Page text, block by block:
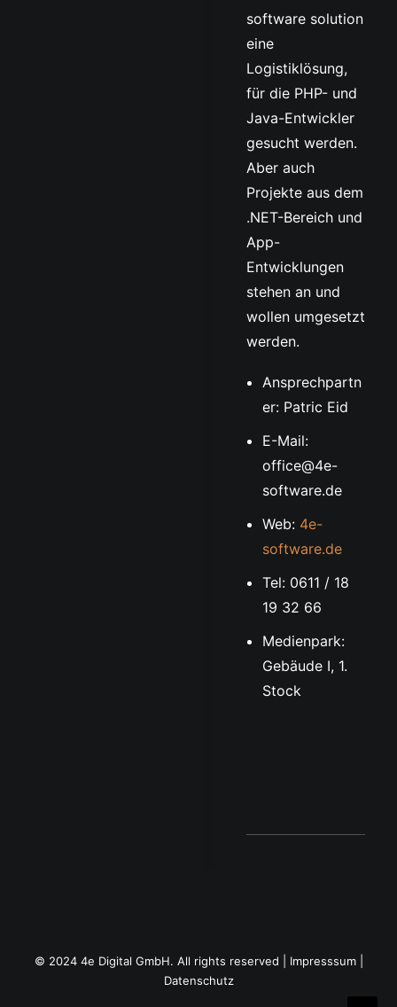
software solution
eine
Logistiklösung,
für die PHP- und
Java-Entwickler
gesucht werden.
Aber auch
Projekte aus dem
.NET-Bereich und
App-
Entwicklungen
stehen an und
wollen umgesetzt
werden.
Ansprechpartn
er: Patric Eid
E-Mail:
office@4e-
software.de
Web: 4e-
software.de
Tel: 0611 / 18
19 32 66
Medienpark:
Gebäude I, 1.
Stock
© 2024 4e Digital GmbH. All rights reserved | Impresssum
Datenschutz